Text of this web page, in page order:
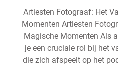
Artiesten Fotograaf: Het
Momenten Artiesten
Magische Momenten Als
je een cruciale rol bij het
die zich afspeelt op het